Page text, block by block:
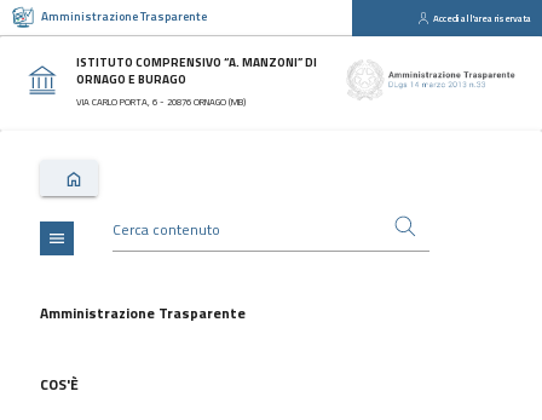
Amministrazione Trasparente Accedi all'area riservata
ISTITUTO COMPRENSIVO “A. MANZONI” DI
ORNAGO E BURAGO
VIA CARLO PORTA, 6 - 20876 ORNAGO (MB)
Sezioni
Disposizioni
Generali
Consulenti
collaboratori
Bandi
Performance
menu
Amministrazione Trasparente
COS'È